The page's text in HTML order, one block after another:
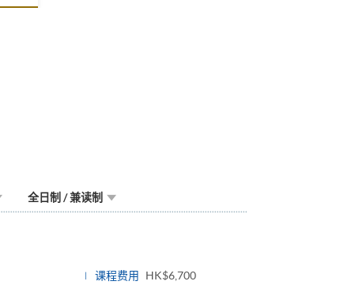
全日制 / 兼读制
课程费用 HK$6,700